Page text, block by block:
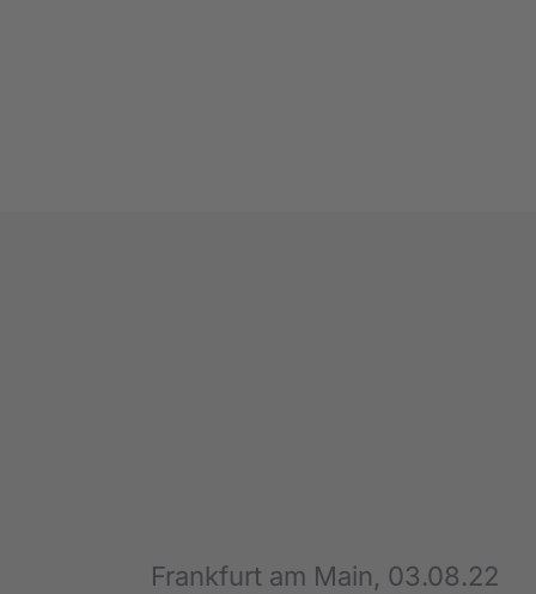
Frank­furt am Main, 03.08.22